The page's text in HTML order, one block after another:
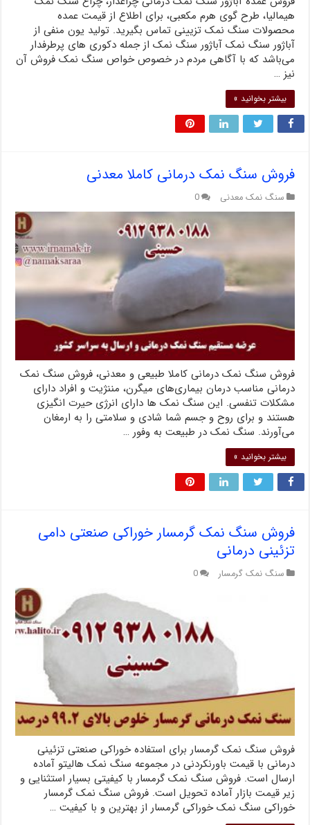
هیمالیا، طرح گوی هرم مکعبی، برای اطلاع از قیمت عمده
محصولات سنگ نمک تزیینی تماس بگیرید. تولید یون منفی از
آباژور سنگ نمک آباژور سنگ نمک از جمله دکوری های پرطرفدار
می‌باشد که با آگاهی مردم در خصوص خواص سنگ نمک فروش آن
نیز …
بیشتر بخوانید »
فروش سنگ نمک درمانی کاملا معدنی
سنگ نمک معدنی 0
فروش سنگ نمک درمانی کاملا طبیعی و معدنی، فروش سنگ نمک
درمانی مناسب درمان بیماری‌های میگرن، مننژیت و افراد دارای
مشکلات تنفسی. این سنگ نمک ها دارای انرژی حیرت انگیزی
هستند و برای روح و جسم شما شادی و سلامتی را به ارمغان
می‌آورند. سنگ نمک در طبیعت به وفور …
بیشتر بخوانید »
فروش سنگ نمک گرمسار خوراکی صنعتی دامی
تزئینی درمانی
سنگ نمک گرمسار 0
فروش سنگ نمک گرمسار برای استفاده خوراکی صنعتی تزئینی
درمانی با قیمت باورنکردنی در مجموعه سنگ نمک هالیتو آماده
ارسال است. فروش سنگ نمک گرمسار با کیفیتی بسیار استثنایی و
زیر قیمت بازار آماده تحویل است. فروش سنگ نمک گرمسار
خوراکی سنگ نمک خوراکی گرمسار از بهترین و با کیفیت …